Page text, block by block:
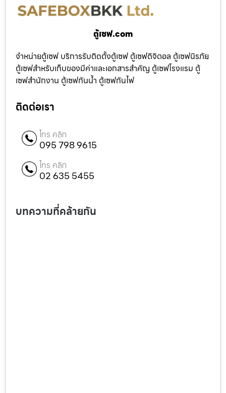
ตู้เซฟ.com
จำหน่ายตู้เซฟ บริการรับติดตั้งตู้เซฟ ตู้เซฟดิจิตอล ตู้เซฟนิรภัย
ตู้เซฟสำหรับเก็บของมีค่าและเอกสารสำคัญ ตู้เซฟโรงแรม ตู้
เซฟสำนักงาน ตู้เซฟกันน้ำ ตู้เซฟกันไฟ
ติดต่อเรา
โทร คลิก
095 798 9615
โทร คลิก
02 635 5455
บทความที่คล้ายกัน